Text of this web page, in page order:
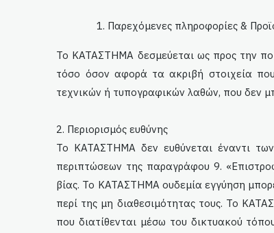
1. Παρεχόμενες πληροφορίες &
Το ΚΑΤΑΣΤΗΜΑ δεσμεύεται ως προς την
τόσο όσον αφορά τα ακριβή στοιχεία
τεχνικών ή τυπογραφικών λαθών, που δεν
2. Περιορισμός ευθύνης
To ΚΑΤΑΣΤΗΜΑ δεν ευθύνεται έναντι
περιπτώσεων της παραγράφου 9.
βίας. Το ΚΑΤΑΣΤΗΜΑ ουδεμία εγγύηση
περί της μη διαθεσιμότητας τους. Το
που διατίθενται μέσω του δικτυακού